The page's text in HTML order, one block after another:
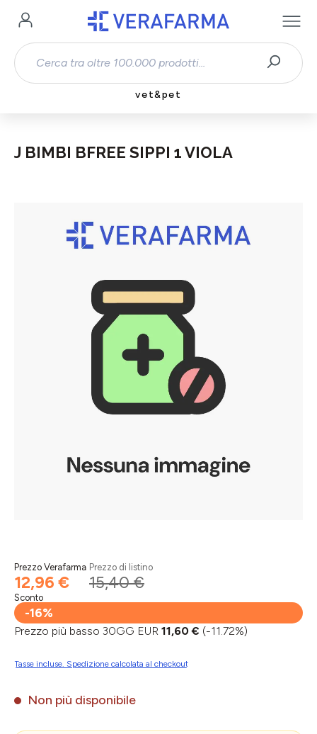
Passa al contenuto principale
vet&pet
J BIMBI BFREE SIPPI 1 VIOLA
Prezzo Verafarma
12,96 €
Prezzo di listino
15,40 €
Sconto
-16%
Prezzo più basso 30GG EUR 11,60 € (-11.72%)
Tasse incluse. Spedizione calcolata al checkout
Non più disponibile